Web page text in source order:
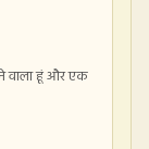
वाला हूं और एक